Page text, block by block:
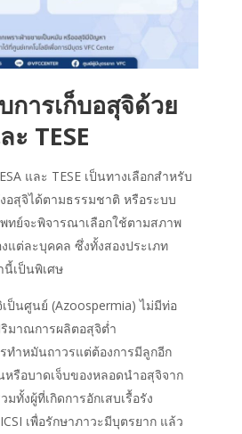
การเก็บอสุจิด้วย
ะ TESE
และ TESE เป็นทางเลือกสำหรับ
อสุจิได้ตามธรรมชาติ หรือระบบ
ทย์จะพิจารณาเลือกใช้ตามสภาพ
แต่ละบุคคล ซึ่งทั้งสองประเภท
นี้เป็นพิเศษ
ป็นศูนย์ (Azoospermia) ไม่มีท่อ
มาณการผลิตอสุจิต่ำ
ทำหมันถาวรแต่ต้องการมีลูกอีก
รือบาดเจ็บของหลอดนำอสุจิจาก
ทั้งผู้ที่เกิดการอักเสบเรื้อรัง
เพื่อรักษาภาวะมีบุตรยาก แล้ว